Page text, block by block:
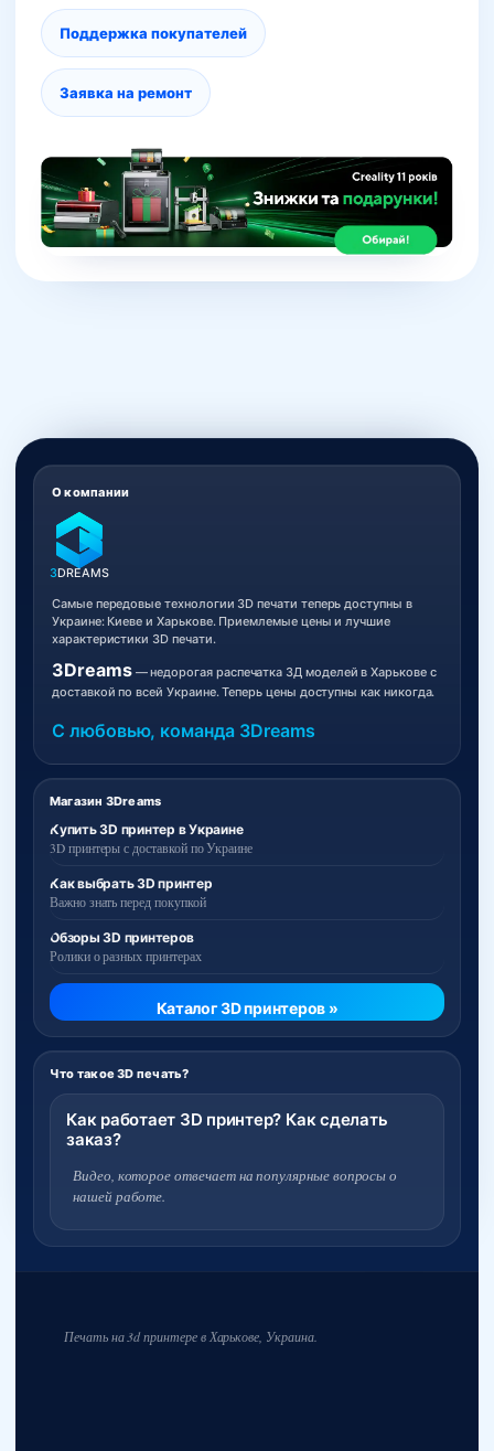
Поддержка покупателей
Заявка на ремонт
Магазин 3Dreams
Купить 3D принтер в Украине
3D принтеры с доставкой по Украине
Как выбрать 3D принтер
Важно знать перед покупкой
Обзоры 3D принтеров
Ролики о разных принтерах
Каталог 3D принтеров »
Что такое 3D печать?
Как работает 3D принтер? Как сделать
заказ?
Видео, которое отвечает на популярные вопросы о
нашей работе.
О компании
3DREAMS
Самые передовые технологии 3D печати теперь доступны в
Украине: Киеве и Харькове. Приемлемые цены и лучшие
характеристики 3D печати.
3Dreams— недорогая распечатка 3Д моделей в Харькове с
доставкой по всей Украине. Теперь цены доступны как никогда.
С любовью, команда 3Dreams
Печать на 3d принтере в Харькове, Украина.